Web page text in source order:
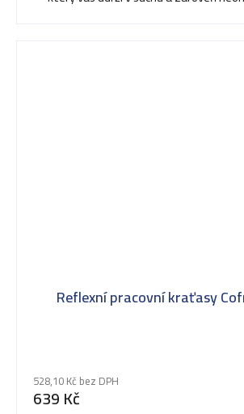
Reflexní pracovní kraťasy
528,10 Kč bez DPH
639 Kč